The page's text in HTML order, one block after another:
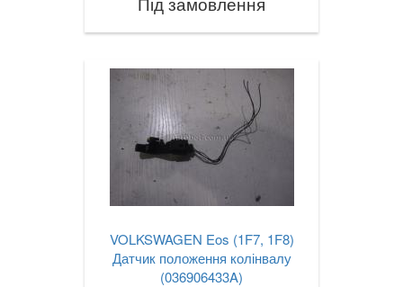
VOLKSWAGEN Eos (1F7, 1F8)
Датчик положення колінвалу
(036906433A)